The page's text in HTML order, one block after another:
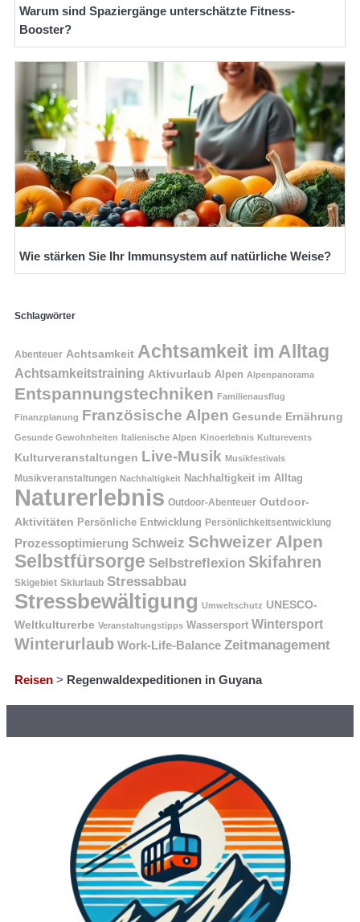
Warum sind Spaziergänge unterschätzte Fitness-
Booster?
Wie stärken Sie Ihr Immunsystem auf natürliche Weise?
Schlagwörter
Abenteuer Achtsamkeit Achtsamkeit im Alltag
Achtsamkeitstraining Aktivurlaub Alpen Alpenpanorama
Entspannungstechniken Familienausflug
Finanzplanung Französische Alpen Gesunde Ernährung
Gesunde Gewohnheiten Italienische Alpen Kinoerlebnis Kulturevents
Kulturveranstaltungen Live-Musik Musikfestivals
Musikveranstaltungen Nachhaltigkeit Nachhaltigkeit im Alltag
Naturerlebnis Outdoor-Abenteuer Outdoor-
Aktivitäten Persönliche Entwicklung Persönlichkeitsentwicklung
Prozessoptimierung Schweiz Schweizer Alpen
Selbstfürsorge Selbstreflexion Skifahren
Skigebiet Skiurlaub Stressabbau
Stressbewältigung Umweltschutz UNESCO-
Weltkulturerbe Veranstaltungstipps Wassersport Wintersport
Winterurlaub Work-Life-Balance Zeitmanagement
Reisen > Regenwaldexpeditionen in Guyana